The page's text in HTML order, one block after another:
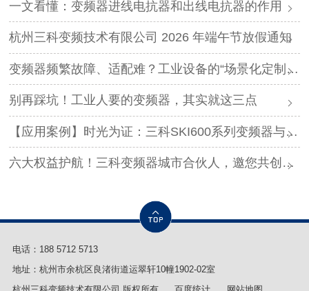
一文看懂：变频器进线电抗器和出线电抗器的作用
杭州三科变频技术有限公司 2026 年端午节放假通知
变频器频繁故障、适配难？工业设备的“场景化定制”，才是破局关键
别再踩坑！工业人要的变频器，其实就这三点
【应用案例】时光为证：三科SKI600系列变频器与调直机的“长情陪伴”！
六大权益护航！三科变频器城市合伙人，邀您共创事业
电话： 188 5712 5713
地址：杭州市余杭区良渚街道运翠轩10幢1902-02室